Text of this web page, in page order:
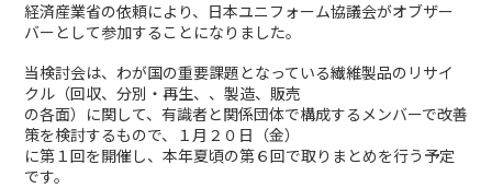
ユ
ニ
ォ
ー
ム
協
議
会
経済産業省の依頼により、日本ユニフォーム協議会がオブザー
バーとして参加することになりました。
当検討会は、わが国の重要課題となっている繊維製品のリサイ
クル（回収、分別・再生、、製造、販売
の各面）に関して、有識者と関係団体で構成するメンバーで改善
策を検討するもので、１月２０日（金）
に第１回を開催し、本年夏頃の第６回で取りまとめを行う予定
です。